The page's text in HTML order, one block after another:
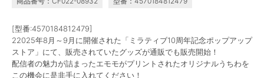
[型番:4570184812479]
22025年8月～9月に開催された「ミラティブ10周年記念ポップアップ
ストア」にて、販売されていたグッズが通販でも販売開始！
配信者の魅力が詰まったエモモがプリントされたオリジナルうちわを
この機会に是非手に入れてください！